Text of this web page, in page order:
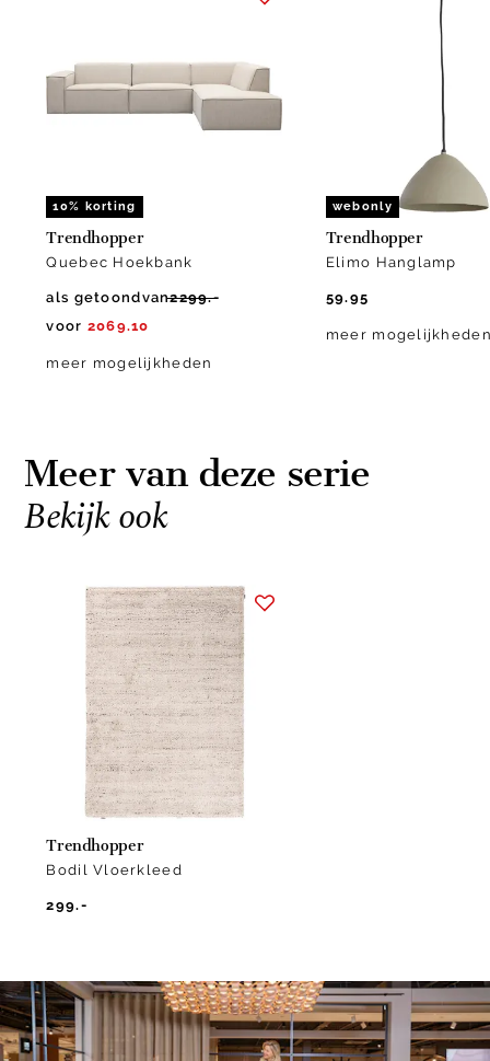
10% korting
Trendhopper
Quebec Hoekbank
als getoondvan2299.-
voor 2069.10
meer mogelijkheden
webonly
Trendhopper
Elimo Hanglamp
59.95
meer
Meer van deze serie
Bekijk ook
Trendhopper
Bodil Vloerkleed
299.-